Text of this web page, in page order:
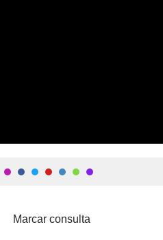
Marcar consulta